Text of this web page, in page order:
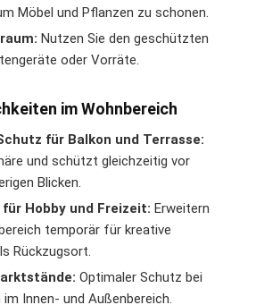
Möbel und Pflanzen zu schonen.
Nutzen Sie den geschützten
oder Vorräte.
im Wohnbereich
für Balkon und Terrasse:
und schützt gleichzeitig vor
Blicken.
Hobby und Freizeit: Erweitern
temporär für kreative
Rückzugsort.
Optimaler Schutz bei
Innen- und Außenbereich.